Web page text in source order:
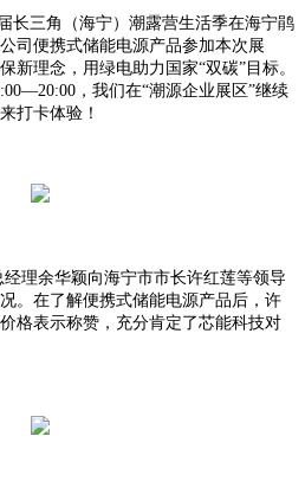
长三角（海宁）潮露营生活季在海宁鹃
司便携式储能电源产品参加本次展
新理念，用绿电助力国家“双碳”目标。
，我们在“潮源企业展区”继续
打卡体验！
理余华颖向海宁市市长许红莲等领导
。在了解便携式储能电源产品后，许
格表示称赞，充分肯定了芯能科技对